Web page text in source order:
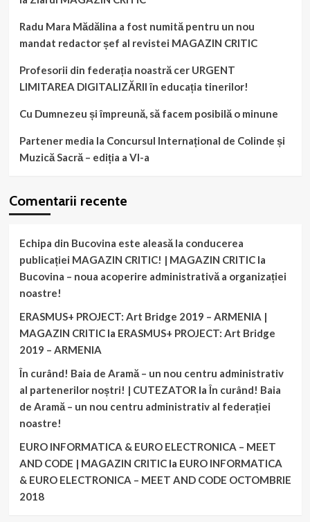
Radu Mara Mădălina a fost numită pentru un nou
mandat redactor șef al revistei MAGAZIN CRITIC
Profesorii din federația noastră cer URGENT
LIMITAREA DIGITALIZĂRII în educația tinerilor!
Cu Dumnezeu și împreună, să facem posibilă o minune
Partener media la Concursul Internațional de Colinde și
Muzică Sacră – ediția a VI-a
Comentarii recente
Echipa din Bucovina este aleasă la conducerea
publicației MAGAZIN CRITIC! | MAGAZIN CRITICla
Bucovina – noua acoperire administrativă a organizației
noastre!
ERASMUS+ PROJECT: Art Bridge 2019 – ARMENIA |
MAGAZIN CRITICla ERASMUS+ PROJECT: Art Bridge
2019 – ARMENIA
În curând! Baia de Aramă – un nou centru administrativ
al partenerilor noștri! | CUTEZATOR laÎn curând! Baia
de Aramă – un nou centru administrativ al federației
noastre!
EURO INFORMATICA & EURO ELECTRONICA – MEET
AND CODE | MAGAZIN CRITICla EURO INFORMATICA
& EURO ELECTRONICA – MEET AND CODE OCTOMBRIE
2018